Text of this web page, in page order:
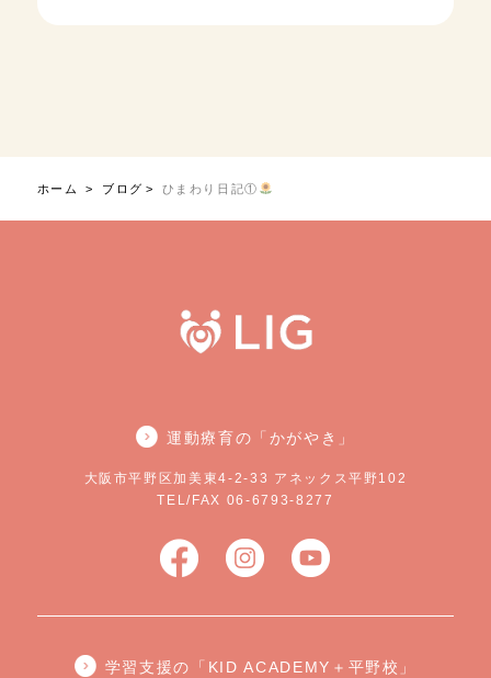
ホーム ブログ ひまわり日記①
運動療育の「かがやき」
大阪市平野区加美東4-2-33 アネックス平野102
TEL/FAX 06-6793-8277
学習支援の「KID ACADEMY＋平野校」